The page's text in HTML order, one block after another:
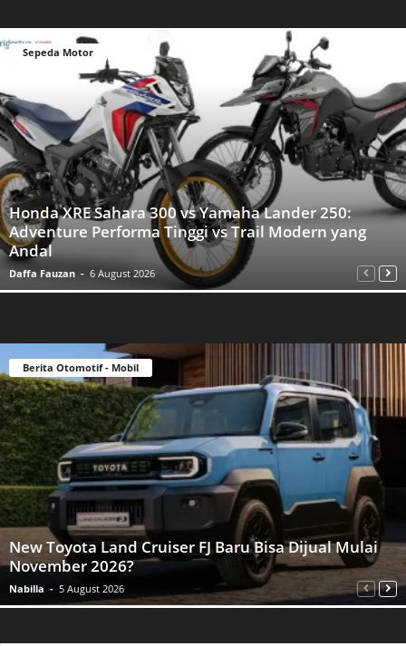
Sepeda Motor
Honda XRE Sahara 300 vs Yamaha Lander 250:
Adventure Performa Tinggi vs Trail Modern yang
Andal
Daffa Fauzan - 6 August 2026
Berita Otomotif - Mobil
New Toyota Land Cruiser FJ Baru Bisa Dijual Mulai
November 2026?
Nabilla - 5 August 2026